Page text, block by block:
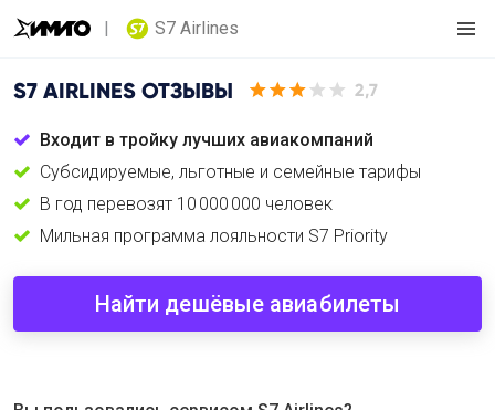
S7 Airlines
S7 AIRLINES ОТЗЫВЫ 2,7
Входит в тройку лучших авиакомпаний
Субсидируемые, льготные и семейные тарифы
В год перевозят 10 000 000 человек
Мильная программа лояльности S7 Priority
Найти дешёвые авиабилеты